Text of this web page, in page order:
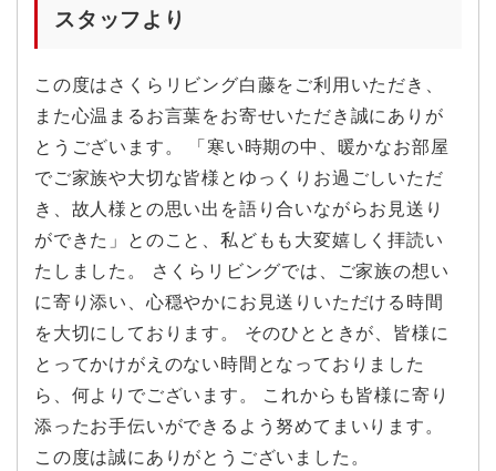
スタッフより
この度はさくらリビング白藤をご利用いただき、
また心温まるお言葉をお寄せいただき誠にありが
とうございます。 「寒い時期の中、暖かなお部屋
でご家族や大切な皆様とゆっくりお過ごしいただ
き、故人様との思い出を語り合いながらお見送り
ができた」とのこと、私どもも大変嬉しく拝読い
たしました。 さくらリビングでは、ご家族の想い
に寄り添い、心穏やかにお見送りいただける時間
を大切にしております。 そのひとときが、皆様に
とってかけがえのない時間となっておりました
ら、何よりでございます。 これからも皆様に寄り
添ったお手伝いができるよう努めてまいります。
この度は誠にありがとうございました。